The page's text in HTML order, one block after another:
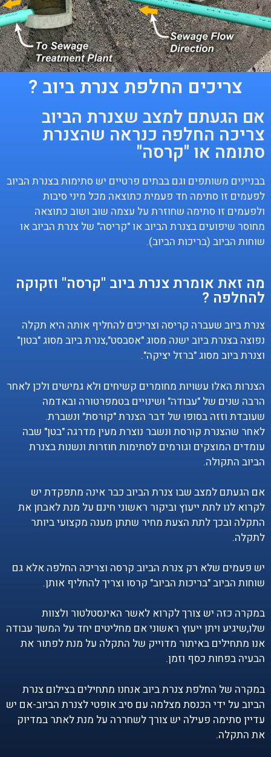
צריכים החלפת צנרת ביוב ?
אם הגעתם למצב שצנרת הביוב
צריכה החלפה כנראה שהצנרת
סתומה או "קרסה"
בבניינים משותפים וגם בבתים פרטיים יש סתימות בצנרת הביוב
לפעמים זו סתימה חד פעמית כתוצאה מכל מיני סיבות
ולפעמים זו סתימה שחוזרת על עצמה שוב ושוב כתוצאה
מחוסר שיפועים בצנרת הביוב או "קריסה" של צנרת הביוב או
שוחות הביוב (בריכות הביוב).
מה זאת אומרת צנרת ביוב "קרסה" וזקוקה
להחלפה ?
צנרת ביוב שעברה קריסה וצריכים להחליף אותה היא תקלה
נפוצה בצנרת ביוב ישנה מסוג "אסבסט",צנרת ביוב מסוג "בטון"
וצנרת ביוב מסוג "ברזל יציקה".
הצנרות האלו עשויות מחומרים קשיחים ולא גמישים ולכן לאחר
הרבה שנים של "עבודה" ושינויים בטמפרטורה ובאדמה
שעובדת וזזה בסופו של דבר הצנרת "קורסת" ונשברת.
לאחר שהצנרת קורסת ונשבר נוצרת מעין מדרגה "בטן" שבה
עומדים המוצקים וגורמים לסתימות חוזרות ונשנות בצנרת
הביוב התקולה.
אם הגעתם למצב שבו צנרת הביוב כבר אינה מתפקדת יש
לקרוא לנו לתת ייעוץ וביקור ראשוני חינם על מנת לאבחן את
התקלה ובכך לתת הצעת מחיר שתתן מענה מקצועי ביותר
לתקלה.
יש פעמים שלא רק צנרת הביוב קרסה וצריכה החלפה אלא גם
שוחות הביוב "בריכות הביוב" קרסו וצריך להחליף אותן.
במקרה כזה יש צורך לקרוא לאשר האינסטלטור ולצוות
שלו,שיגיע ויתן ייעוץ ראשוני אם מחליטים יחד על המשך עבודה
אנו מתחילים באיתור מדוייק של התקלה על מנת לפתור את
הבעיה בפחות כסף וזמן.
במקרה של החלפת צנרת ביוב אנחנו מתחילים בצילום צנרת
הביוב על ידי הכנסת מצלמה עם סיב אופטי לצנרת הביוב-אם יש
עדיין סתימה פעילה יש צורך לשחררה על מנת לאתר במדיוק
את התקלה.